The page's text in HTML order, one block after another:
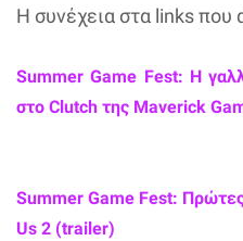
Η συνέχεια στα links που
Summer Game Fest: Η
στο Clutch της Maverick
Summer Game Fest:
Us 2 (trailer)